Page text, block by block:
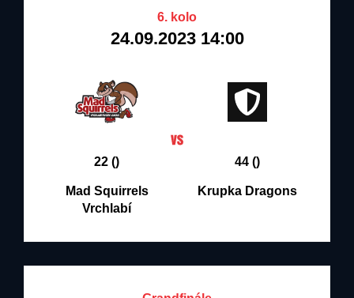
6. kolo
24.09.2023 14:00
22 ()
Mad Squirrels
Vrchlabí
44 ()
Krupka Dragons